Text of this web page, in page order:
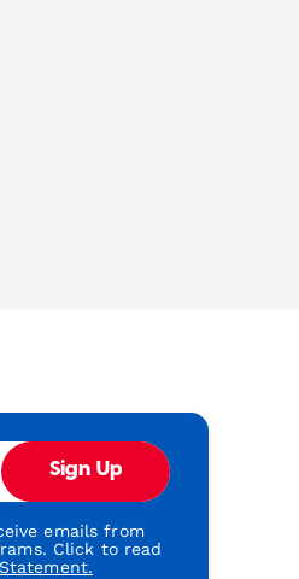
Sign Up
emails from
Click to read